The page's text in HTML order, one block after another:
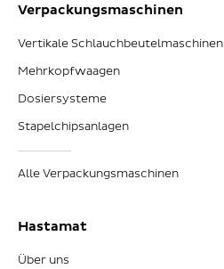
Verpackungsmaschinen
Vertikale Schlauchbeutelmaschinen
Mehrkopfwaagen
Dosiersysteme
Stapelchipsanlagen
Alle Verpackungsmaschinen
Hastamat
Über uns